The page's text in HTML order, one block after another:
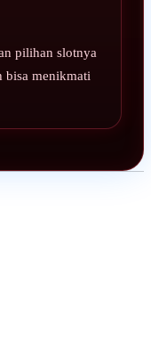
pilihan slotnya
bisa menikmati